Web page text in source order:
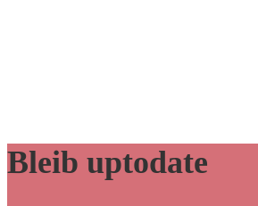
Bleib uptodate